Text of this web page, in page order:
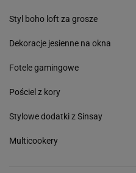
Styl boho loft za grosze
Dekoracje jesienne na okna
Fotele gamingowe
Pościel z kory
Stylowe dodatki z Sinsay
Multicookery